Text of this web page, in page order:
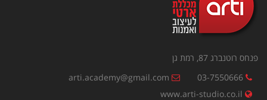
פנחס רוטנברג 87, רמת גן
03-7550666
arti.academy@gmail.com
www.arti-studio.co.il